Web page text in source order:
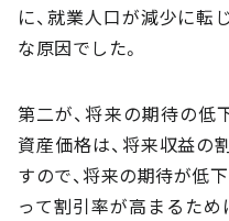
に、就業人口が減少に転
な原因でした。
第二が、将来の期待の低
資産価格は、将来収益の
すので、将来の期待が低
って割引率が高まるため